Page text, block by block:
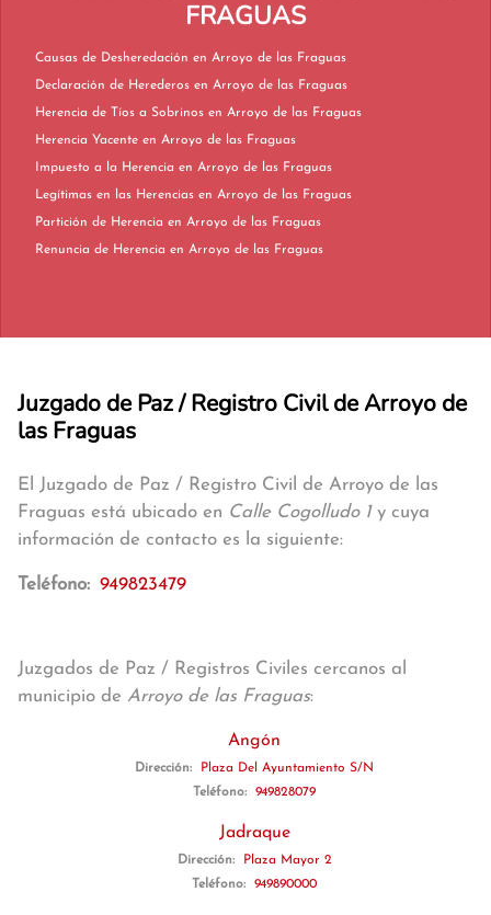
FRAGUAS
Causas de Desheredación en Arroyo de las Fraguas
Declaración de Herederos en Arroyo de las Fraguas
Herencia de Tíos a Sobrinos en Arroyo de las Fraguas
Herencia Yacente en Arroyo de las Fraguas
Impuesto a la Herencia en Arroyo de las Fraguas
Legítimas en las Herencias en Arroyo de las Fraguas
Partición de Herencia en Arroyo de las Fraguas
Renuncia de Herencia en Arroyo de las Fraguas
Juzgado de Paz / Registro Civil de Arroyo de
las Fraguas
El Juzgado de Paz / Registro Civil de Arroyo de las
Fraguas está ubicado en Calle Cogolludo 1y cuya
información de contacto es la siguiente:
Teléfono: 949823479
Juzgados de Paz / Registros Civiles cercanos al
municipio de Arroyo de las Fraguas:
Angón
Dirección:
Plaza Del Ayuntamiento S/N
Teléfono:
949828079
Jadraque
Dirección:
Plaza Mayor 2
Teléfono:
949890000